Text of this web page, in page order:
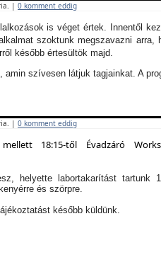
| 0 komment eddig
is véget értek. Innentől
szoktunk megszavazni arra,
később értesültök majd.
szívesen látjuk tagjainkat. A
| 0 komment eddig
18:15-től Évadzáró
helyette labortakarítást tartunk
és szörpre.
később küldünk.